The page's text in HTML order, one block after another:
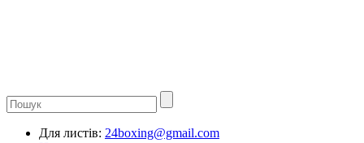
Для листів: 24boxing@gmail.com